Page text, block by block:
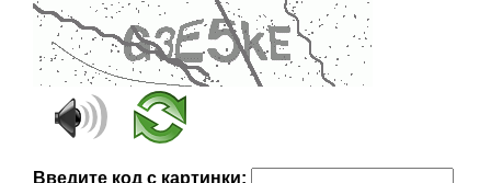
Введите код с картинки: